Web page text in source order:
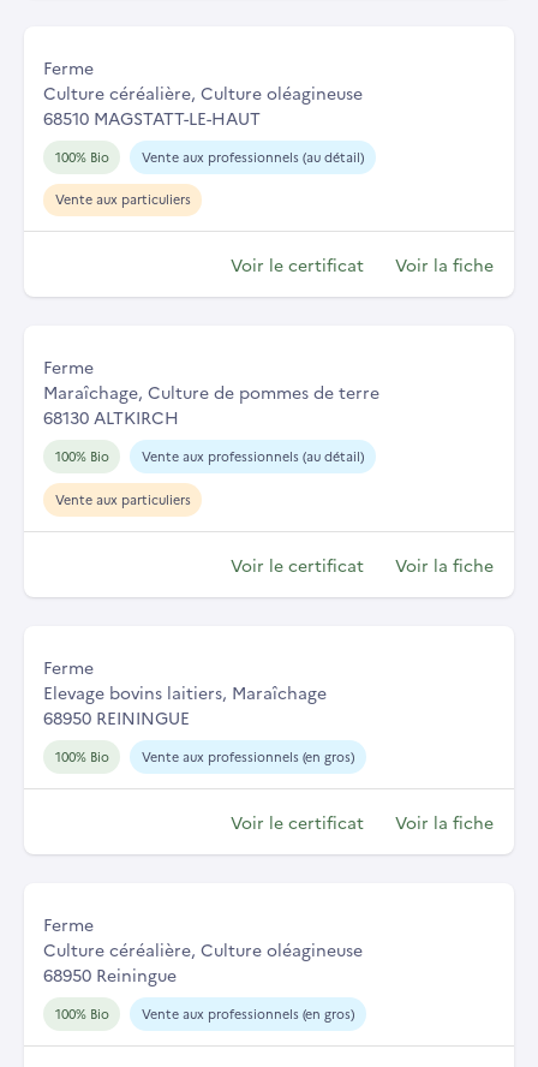
Ferme
Culture céréalière, Culture oléagineuse
68510 MAGSTATT-LE-HAUT
100% Bio Vente aux professionnels (au détail)
Vente aux particuliers
Voir le certificat Voir la fiche
Ferme
Maraîchage, Culture de pommes de terre
68130 ALTKIRCH
100% Bio Vente aux professionnels (au détail)
Vente aux particuliers
Voir le certificat Voir la fiche
Ferme
Elevage bovins laitiers, Maraîchage
68950 REININGUE
100% Bio Vente aux professionnels (en gros)
Voir le certificat Voir la fiche
Ferme
Culture céréalière, Culture oléagineuse
68950 Reiningue
100% Bio Vente aux professionnels (en gros)